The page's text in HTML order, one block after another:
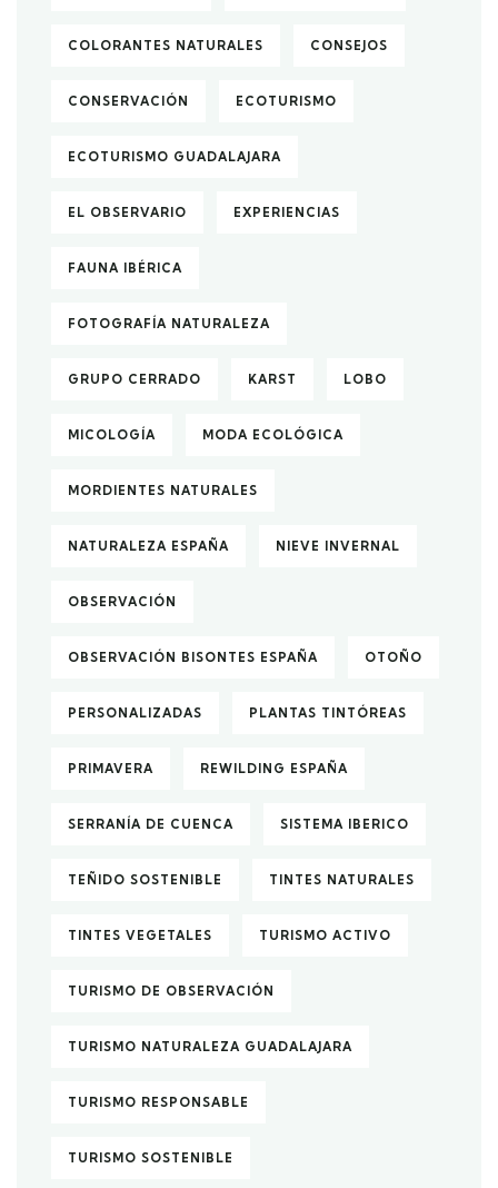
COLORANTES NATURALES CONSEJOS
CONSERVACIÓN ECOTURISMO
ECOTURISMO GUADALAJARA
EL OBSERVARIO EXPERIENCIAS
FAUNA IBÉRICA
FOTOGRAFÍA NATURALEZA
GRUPO CERRADO KARST LOBO
MICOLOGÍA MODA ECOLÓGICA
MORDIENTES NATURALES
NATURALEZA ESPAÑA NIEVE INVERNAL
OBSERVACIÓN
OBSERVACIÓN BISONTES ESPAÑA OTOÑO
PERSONALIZADAS PLANTAS TINTÓREAS
PRIMAVERA REWILDING ESPAÑA
SERRANÍA DE CUENCA SISTEMA IBERICO
TEÑIDO SOSTENIBLE TINTES NATURALES
TINTES VEGETALES TURISMO ACTIVO
TURISMO DE OBSERVACIÓN
TURISMO NATURALEZA GUADALAJARA
TURISMO RESPONSABLE
TURISMO SOSTENIBLE